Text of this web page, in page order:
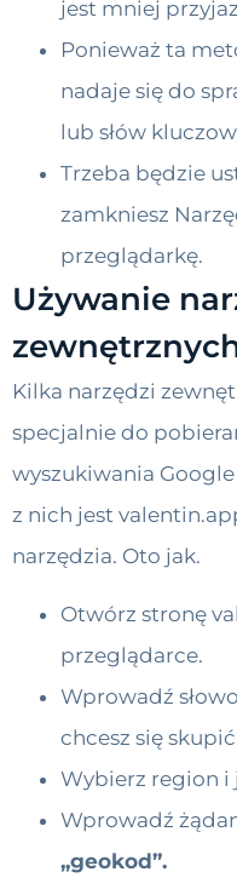
jest mniej
Ponieważ ta
nadaje się do
lub słów
Trzeba będzie
zamkniesz
przeglądarkę.
Używanie
Kilka narzędzi
specjalnie do
wyszukiwania
z nich jest
narzędzia. Oto jak.
Otwórz stronę
przeglądarce.
Wprowadź
chcesz się
Wybierz region i
Wprowadź
„geokod”.